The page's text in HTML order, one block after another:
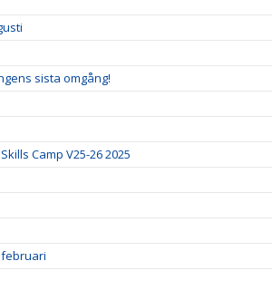
sista omgång!
Camp V25-26 2025
februari